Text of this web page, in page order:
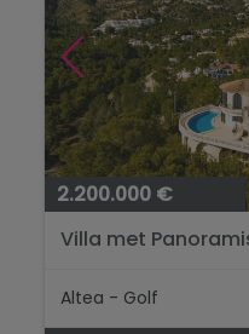
2.200.000 €
Villa met
van Altea...
Altea - Golf